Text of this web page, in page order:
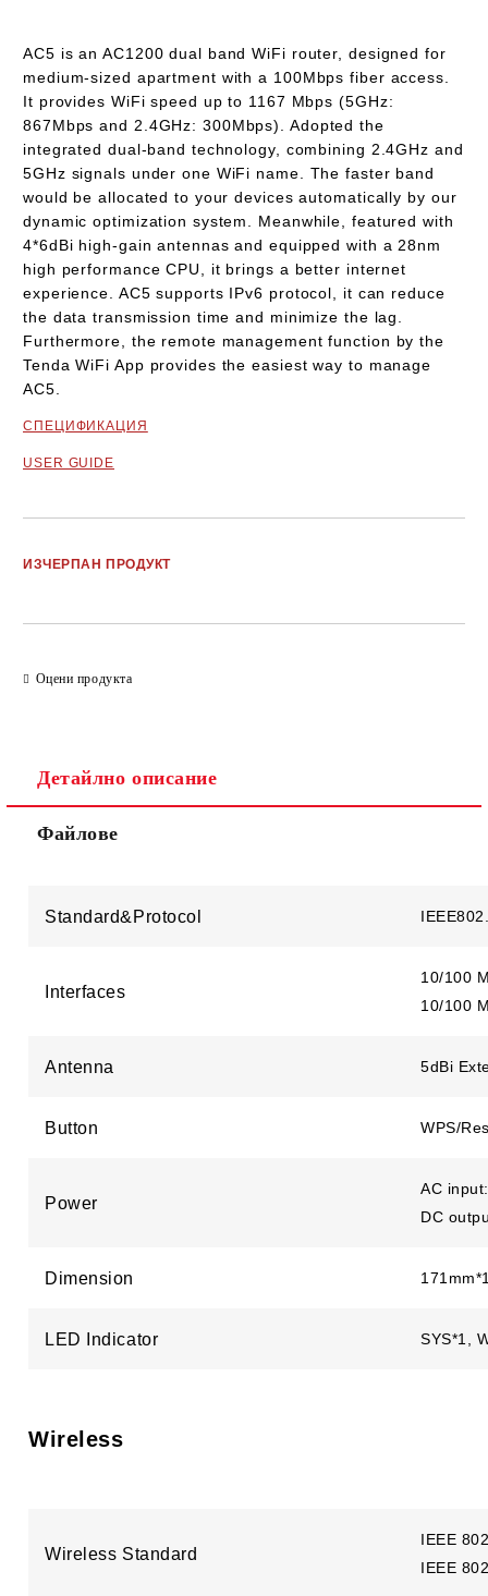
AC5 is an AC1200 dual band WiFi router, designed for
medium-sized apartment with a 100Mbps fiber access.
It provides WiFi speed up to 1167 Mbps (5GHz:
867Mbps and 2.4GHz: 300Mbps). Adopted the
integrated dual-band technology, combining 2.4GHz and
5GHz signals under one WiFi name. The faster band
would be allocated to your devices automatically by our
dynamic optimization system. Meanwhile, featured with
4*6dBi high-gain antennas and equipped with a 28nm
high performance CPU, it brings a better internet
experience. AC5 supports IPv6 protocol, it can reduce
the data transmission time and minimize the lag.
Furthermore, the remote management function by the
Tenda WiFi App provides the easiest way to manage
AC5.
СПЕЦИФИКАЦИЯ
USER GUIDE
ИЗЧЕРПАН ПРОДУКТ
Оцени продукта
Детайлно описание
Файлове
Standard&Protocol
Interfaces
10/100
10/100
Antenna 5dBi
Button WPS/
Power
AC
DC
Dimension
LED Indicator SYS*1,
Wireless
Wireless Standard
IEEE
IEEE